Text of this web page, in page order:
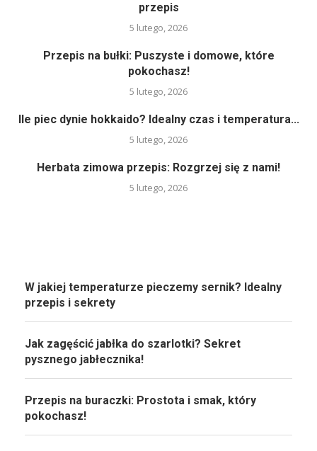
przepis
5 lutego, 2026
Przepis na bułki: Puszyste i domowe, które
pokochasz!
5 lutego, 2026
Ile piec dynie hokkaido? Idealny czas i temperatura...
5 lutego, 2026
Herbata zimowa przepis: Rozgrzej się z nami!
5 lutego, 2026
W jakiej temperaturze pieczemy sernik? Idealny
przepis i sekrety
Jak zagęścić jabłka do szarlotki? Sekret
pysznego jabłecznika!
Przepis na buraczki: Prostota i smak, który
pokochasz!